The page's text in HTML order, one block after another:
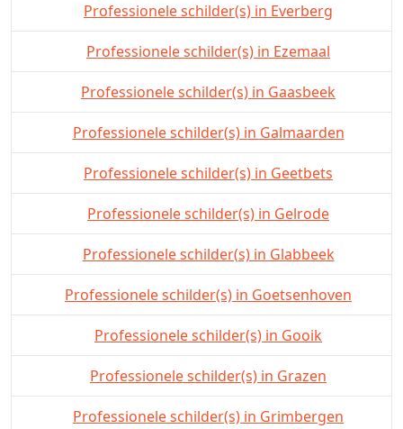
Professionele schilder(s) in Everberg
Professionele schilder(s) in Ezemaal
Professionele schilder(s) in Gaasbeek
Professionele schilder(s) in Galmaarden
Professionele schilder(s) in Geetbets
Professionele schilder(s) in Gelrode
Professionele schilder(s) in Glabbeek
Professionele schilder(s) in Goetsenhoven
Professionele schilder(s) in Gooik
Professionele schilder(s) in Grazen
Professionele schilder(s) in Grimbergen